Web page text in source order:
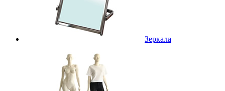
Зеркала